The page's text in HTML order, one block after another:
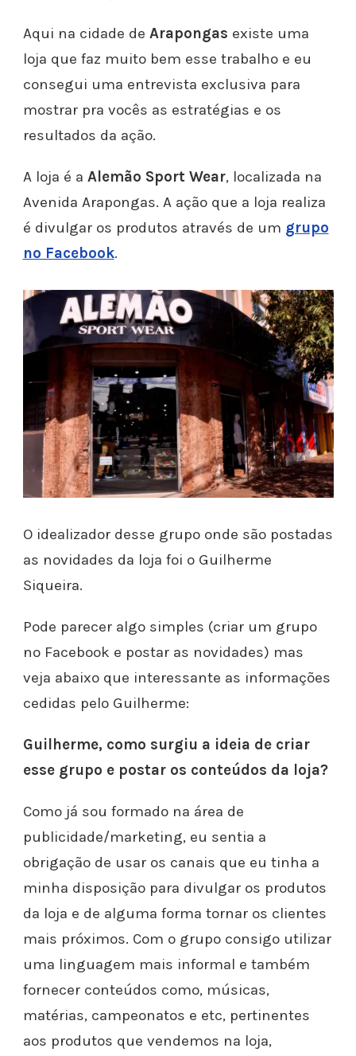
Aqui na cidade de Arapongas existe uma
loja que faz muito bem esse trabalho e eu
consegui uma entrevista exclusiva para
mostrar pra vocês as estratégias e os
resultados da ação.
A loja é a Alemão Sport Wear, localizada na
Avenida Arapongas. A ação que a loja realiza
é divulgar os produtos através de um grupo
no Facebook.
O idealizador desse grupo onde são postadas
as novidades da loja foi o Guilherme
Siqueira.
Pode parecer algo simples (criar um grupo
no Facebook e postar as novidades) mas
veja abaixo que interessante as informações
cedidas pelo Guilherme:
Guilherme, como surgiu a ideia de criar
esse grupo e postar os conteúdos da loja?
Como já sou formado na área de
publicidade/marketing, eu sentia a
obrigação de usar os canais que eu tinha a
minha disposição para divulgar os produtos
da loja e de alguma forma tornar os clientes
mais próximos. Com o grupo consigo utilizar
uma linguagem mais informal e também
fornecer conteúdos como, músicas,
matérias, campeonatos e etc, pertinentes
aos produtos que vendemos na loja,